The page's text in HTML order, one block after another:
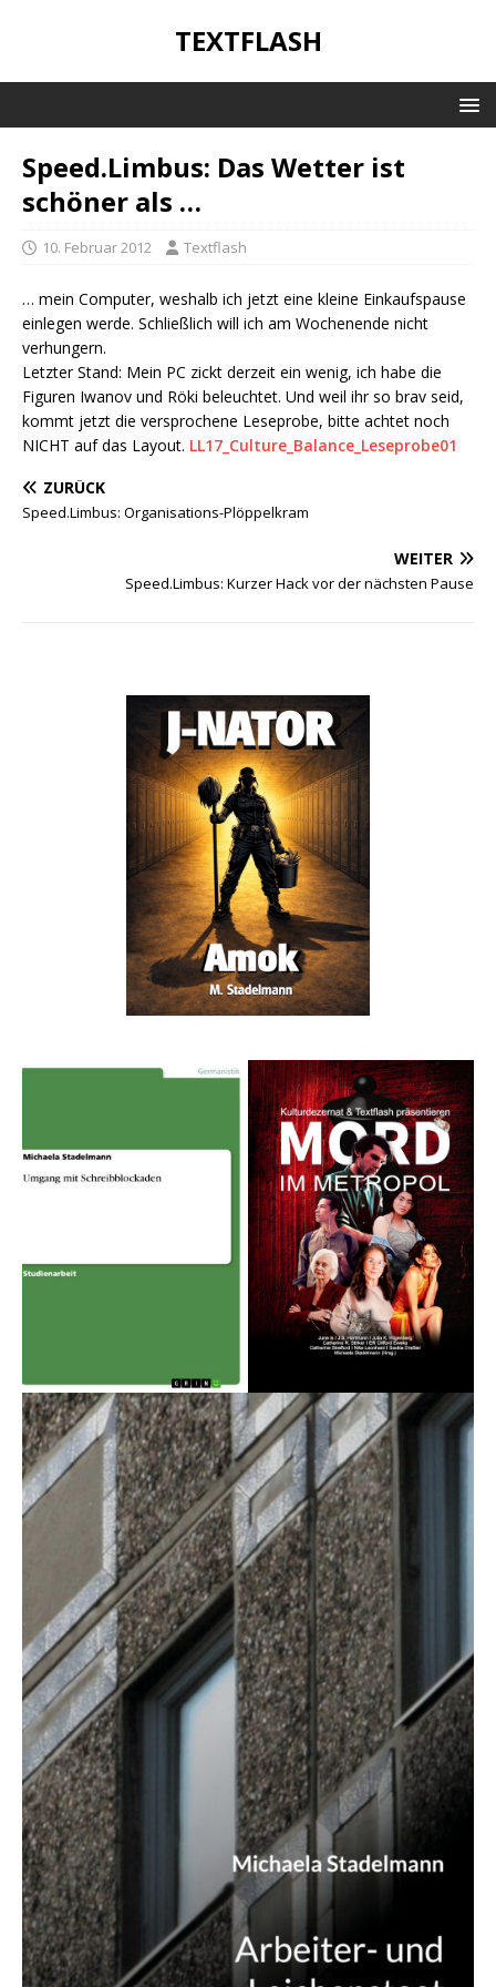
TEXTFLASH
Speed.Limbus: Das Wetter ist
schöner als …
10. Februar 2012 Textflash
… mein Computer, weshalb ich jetzt eine kleine Einkaufspause
einlegen werde. Schließlich will ich am Wochenende nicht
verhungern.
Letzter Stand: Mein PC zickt derzeit ein wenig, ich habe die
Figuren Iwanov und Röki beleuchtet. Und weil ihr so brav seid,
kommt jetzt die versprochene Leseprobe, bitte achtet noch
NICHT auf das Layout. LL17_Culture_Balance_Leseprobe01
ZURÜCK
Speed.Limbus: Organisations-Plöppelkram
WEITER
Speed.Limbus: Kurzer Hack vor der nächsten Pause